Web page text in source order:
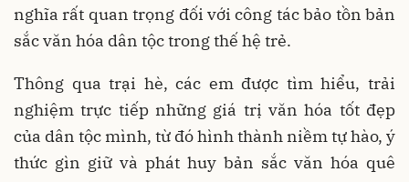
nghĩa rất quan trọng đối với công tác bảo tồn bản
sắc văn hóa dân tộc trong thế hệ trẻ.
Thông qua trại hè, các em được tìm hiểu, trải
nghiệm trực tiếp những giá trị văn hóa tốt đẹp
của dân tộc mình, từ đó hình thành niềm tự hào, ý
thức gìn giữ và phát huy bản sắc văn hóa quê